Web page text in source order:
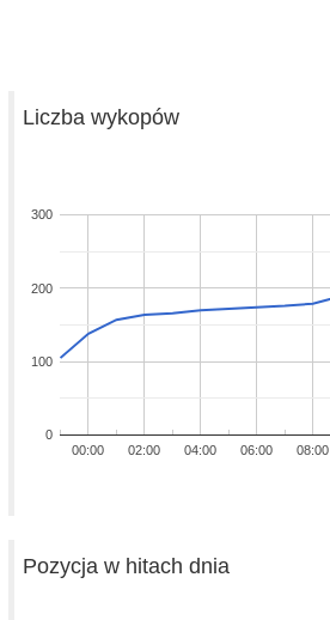
Liczba wykopów
00:00 02:00 04:00 06:00 08:00
0
100
200
300
Pozycja w hitach dnia